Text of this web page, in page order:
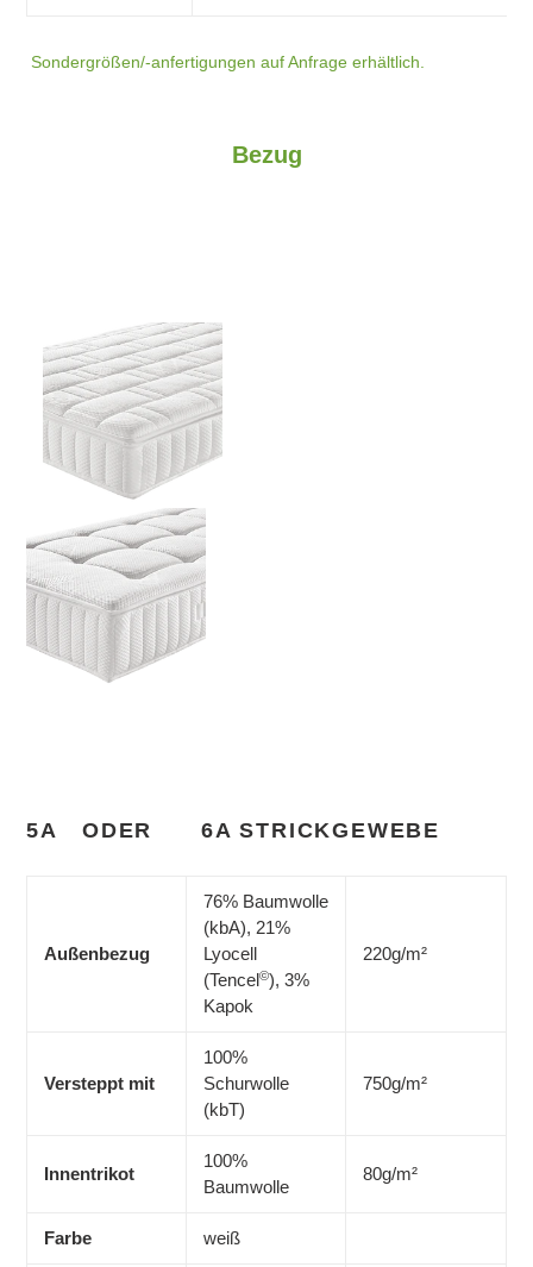
Sondergrößen/-anfertigungen auf Anfrage erhältlich.
Bezug
5A ODER 6A STRICKGEWEBE
Außenbezug
76% Baumwolle
(kbA), 21%
Lyocell
(Tencel©), 3%
Kapok
220g/m²
Versteppt mit
100%
Schurwolle
(kbT)
750g/m²
Innentrikot
100%
Baumwolle
80g/m²
Farbe weiß